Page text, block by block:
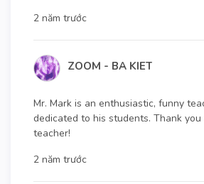
2 năm trước
ZOOM - BA KIET
Mr. Mark is an enthusiastic, funny
dedicated to his students. Thank you
teacher!
2 năm trước